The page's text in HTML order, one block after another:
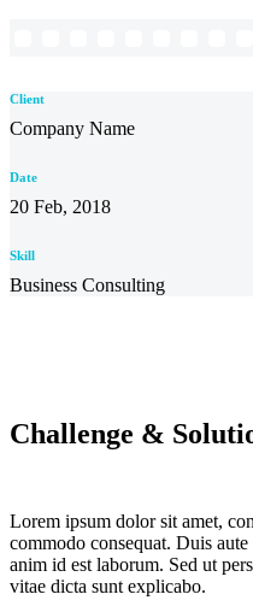
Client
Company Name
Date
20 Feb, 2018
Skill
Business Consulting
Challenge &
Lorem ipsum dolor sit amet,
commodo consequat. Duis
anim id est laborum. Sed ut
vitae dicta sunt explicabo.